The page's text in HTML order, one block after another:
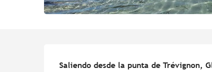
Saliendo desde la punta de Trévignon,